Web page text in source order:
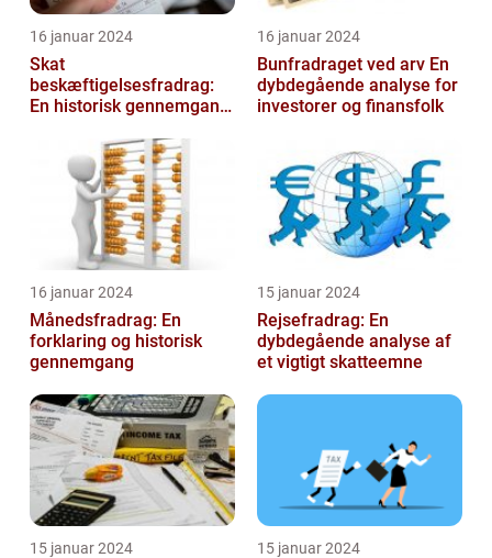
16 januar 2024
Skat
beskæftigelsesfradrag:
En historisk gennemgang
skattefritagelsesprogram
for inves...
16 januar 2024
Bunfradraget ved arv En
dybdegående analyse for
investorer og finansfolk
16 januar 2024
Månedsfradrag: En
forklaring og historisk
gennemgang
15 januar 2024
Rejsefradrag: En
dybdegående analyse af
et vigtigt skatteemne
15 januar 2024 15 januar 2024